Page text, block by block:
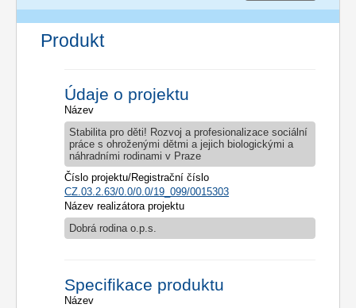
Produkt
Údaje o projektu
Název
Stabilita pro děti! Rozvoj a profesionalizace sociální
práce s ohroženými dětmi a jejich biologickými a
náhradními rodinami v Praze
Číslo projektu/Registrační číslo
CZ.03.2.63/0.0/0.0/19_099/0015303
Název realizátora projektu
Dobrá rodina o.p.s.
Specifikace produktu
Název